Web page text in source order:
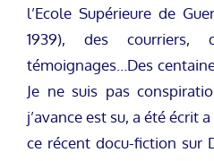
l’Ecole Supérieure de
1939), des courriers,
témoignages…Des
Je ne suis pas
j’avance est su, a été écrit
ce récent docu-fiction sur